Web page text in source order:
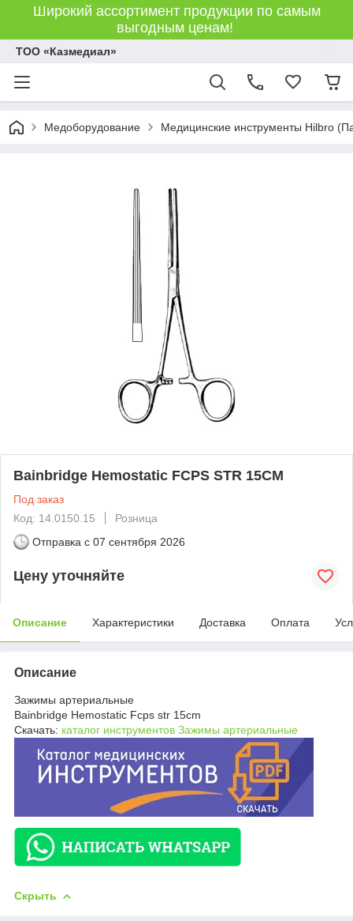
Широкий ассортимент продукции по самым
выгодным ценам!
ТОО «Казмедиал»
Медоборудование Медицинские инструменты Hilbro
Bainbridge Hemostatic FCPS STR 15CM
Под заказ
Код: 14.0150.15
Розница
Отправка с 07 сентября 2026
Цену уточняйте
Описание Характеристики Доставка Оплата
Описание
Зажимы артериальные
Bainbridge Hemostatic Fcps str 15cm
Скачать: каталог инструментов Зажимы артериальные
Скрыть